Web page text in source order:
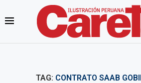
TAG: CONTRATO SAAB